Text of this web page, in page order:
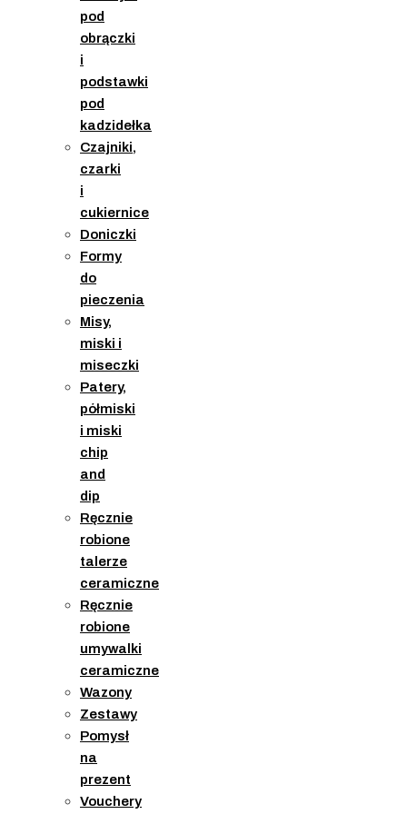
pod
obrączki
i
podstawki
pod
kadzidełka
Czajniki,
czarki
i
cukiernice
Doniczki
Formy
do
pieczenia
Misy,
miski i
miseczki
Patery,
półmiski
i miski
chip
and
dip
Ręcznie
robione
talerze
ceramiczne
Ręcznie
robione
umywalki
ceramiczne
Wazony
Zestawy
Pomysł
na
prezent
Vouchery